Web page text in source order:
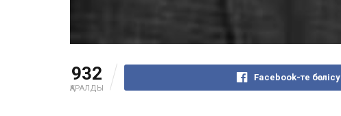
932
ҚАРАЛДЫ
Facebook-те бөлісу